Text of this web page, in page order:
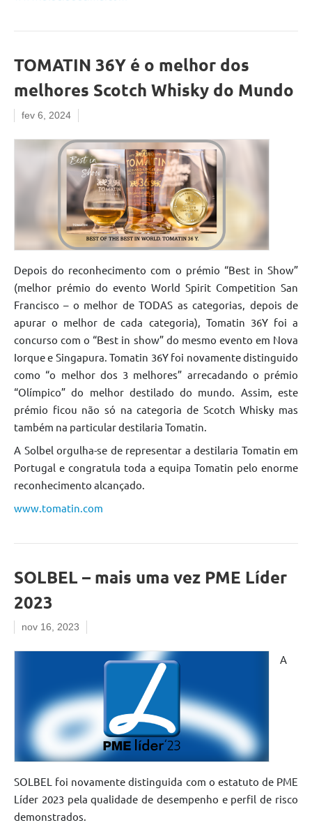
TOMATIN 36Y é o melhor dos
melhores Scotch Whisky do Mundo
fev 6, 2024
Depois do reconhecimento com o prémio “Best in Show”
(melhor prémio do evento World Spirit Competition San
Francisco – o melhor de TODAS as categorias, depois de
apurar o melhor de cada categoria), Tomatin 36Y foi a
concurso com o “Best in show” do mesmo evento em Nova
Iorque e Singapura. Tomatin 36Y foi novamente distinguido
como “o melhor dos 3 melhores” arrecadando o prémio
“Olímpico” do melhor destilado do mundo. Assim, este
prémio ficou não só na categoria de Scotch Whisky mas
também na particular destilaria Tomatin.
A Solbel orgulha-se de representar a destilaria Tomatin em
Portugal e congratula toda a equipa Tomatin pelo enorme
reconhecimento alcançado.
www.tomatin.com
SOLBEL – mais uma vez PME Líder
2023
nov 16, 2023
A
SOLBEL foi novamente distinguida com o estatuto de PME
Líder 2023 pela qualidade de desempenho e perfil de risco
demonstrados.